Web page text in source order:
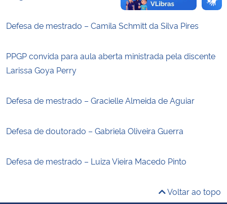
Defesa de mestrado – Camila Schmitt da Silva Pires
PPGP convida para aula aberta ministrada pela discente
Larissa Goya Perry
Defesa de mestrado – Gracielle Almeida de Aguiar
Defesa de doutorado – Gabriela Oliveira Guerra
Defesa de mestrado – Luiza Vieira Macedo Pinto
Voltar ao topo